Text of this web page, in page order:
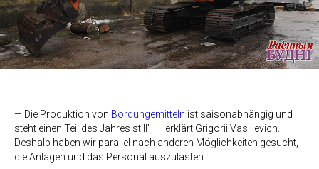
— Die Produktion von Bordüngemitteln ist saisonabhängig und
steht einen Teil des Jahres still", — erklärt Grigorii Vasilievich. —
Deshalb haben wir parallel nach anderen Möglichkeiten gesucht,
die Anlagen und das Personal auszulasten.